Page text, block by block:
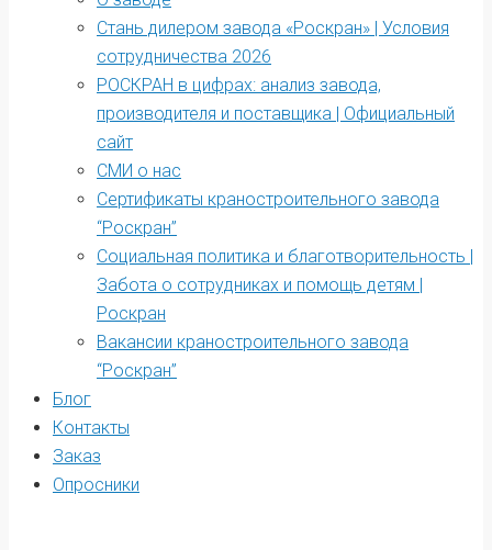
Стань дилером завода «Роскран» | Условия
сотрудничества 2026
РОСКРАН в цифрах: анализ завода,
производителя и поставщика | Официальный
сайт
СМИ о нас
Сертификаты краностроительного завода
“Роскран”
Социальная политика и благотворительность |
Забота о сотрудниках и помощь детям |
Роскран
Вакансии краностроительного завода
“Роскран”
Блог
Контакты
Заказ
Опросники